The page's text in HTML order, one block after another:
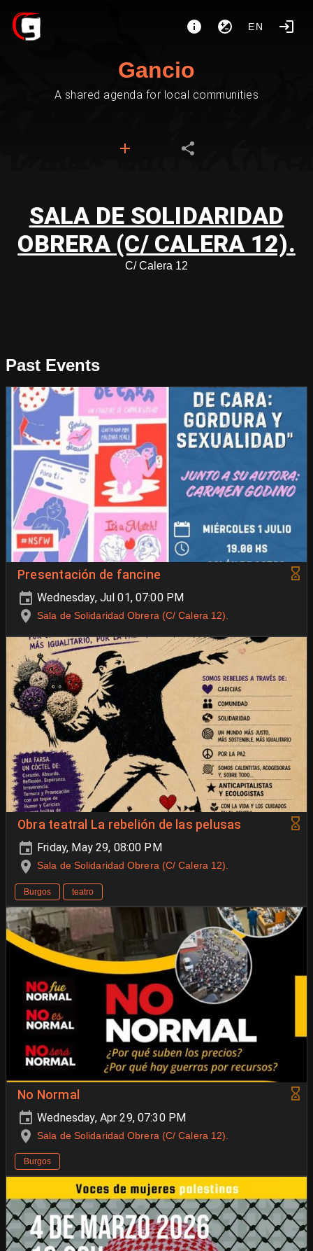
EN
Gancio
A shared agenda for local communities
SALA DE SOLIDARIDAD
OBRERA (C/ CALERA 12).
C/ Calera 12
Past Events
Presentación de fancine
Wednesday, Jul 01, 07:00 PM
Sala de Solidaridad Obrera (C/ Calera 12).
Obra teatral La rebelión de las pelusas
Friday, May 29, 08:00 PM
Sala de Solidaridad Obrera (C/ Calera 12).
Burgos teatro
No Normal
Wednesday, Apr 29, 07:30 PM
Sala de Solidaridad Obrera (C/ Calera 12).
Burgos